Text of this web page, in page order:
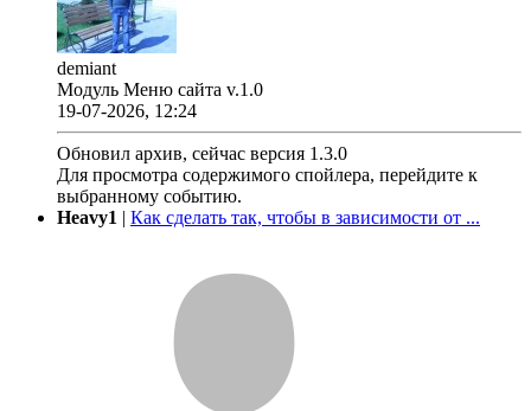
demiant
Модуль Меню сайта v.1.0
19-07-2026, 12:24
Обновил архив, сейчас версия 1.3.0
Для просмотра содержимого спойлера, перейдите к
выбранному событию.
Heavy1 | Как сделать так, чтобы в зависимости от ...